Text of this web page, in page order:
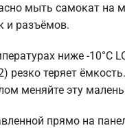
мыть самокат на
и разъёмов.
ниже -10°C
резко теряет
меняйте эту
прямо на